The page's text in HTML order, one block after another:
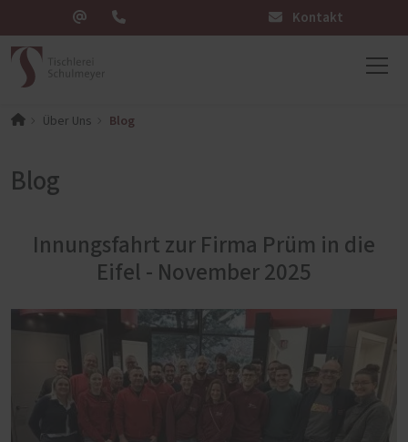
Kontakt
Über Uns Blog
Blog
Innungsfahrt zur Firma Prüm in die
Eifel - November 2025